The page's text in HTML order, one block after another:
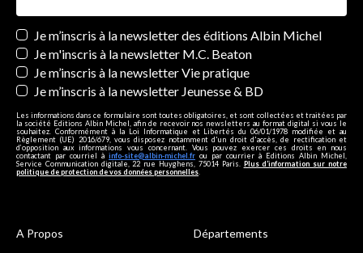
Newsletters
Je m’inscris à la newsletter des éditions Albin Michel
Je m'inscris à la newsletter M.C. Beaton
Je m’inscris à la newsletter Vie pratique
Je m’inscris à la newsletter Jeunesse & BD
Les informations dans ce formulaire sont toutes obligatoires, et sont collectées et traitées par
la société Editions Albin Michel, afin de recevoir nos newsletters au format digital si vous le
souhaitez. Conformément à la Loi Informatique et Libertés du 06/01/1978 modifiée et au
Règlement (UE) 2016/679, vous disposez notamment d'un droit d'accès, de rectification et
d’opposition aux informations vous concernant. Vous pouvez exercer ces droits en nous
contactant par courriel à info-site@albin-michel.fr ou par courrier à Editions Albin Michel,
Service Communication digitale, 22 rue Huyghens, 75014 Paris. Plus d’information sur notre
politique de protection de vos données personnelles
A Propos Départements